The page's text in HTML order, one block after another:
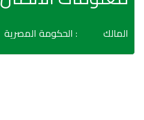
المالك : الحكومة المصرية